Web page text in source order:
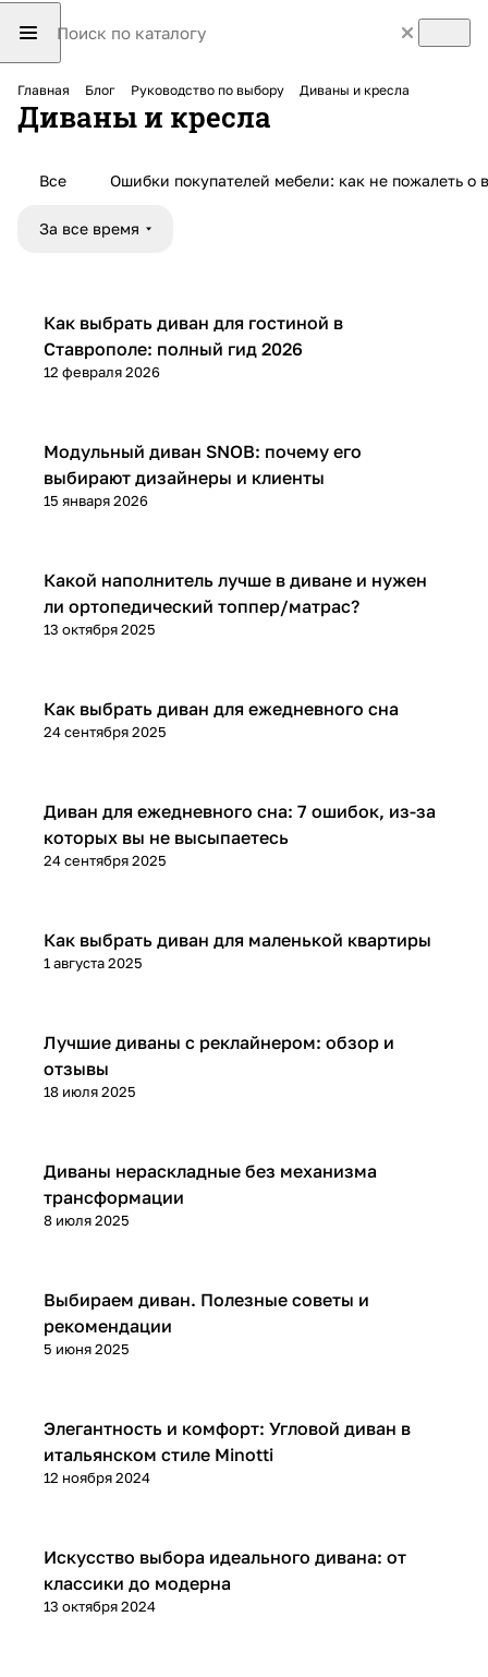
Главная Блог Руководство по выбору Диваны и кресла
Диваны и кресла
Все Ошибки покупателей мебели: как не пожалеть о
За все время
Диваны и кресла
12 февраля 2026
Как выбрать диван для гостиной в
Ставрополе: полный гид 2026
Диваны и кресла
15 января 2026
Модульный диван SNOB: почему его
выбирают дизайнеры и клиенты
Диваны и кресла
13 октября 2025
Какой наполнитель лучше в диване и нужен
ли ортопедический топпер/матрас?
Диваны и кресла
24 сентября 2025
Как выбрать диван для ежедневного сна
Диваны и кресла
24 сентября 2025
Диван для ежедневного сна: 7 ошибок, из-за
которых вы не высыпаетесь
Диваны и кресла
1 августа 2025
Как выбрать диван для маленькой квартиры
Диваны и кресла
18 июля 2025
Лучшие диваны с реклайнером: обзор и
отзывы
Диваны и кресла
8 июля 2025
Диваны нераскладные без механизма
трансформации
Диваны и кресла
5 июня 2025
Выбираем диван. Полезные советы и
рекомендации
Диваны и кресла
12 ноября 2024
Элегантность и комфорт: Угловой диван в
итальянском стиле Minotti
Диваны и кресла
13 октября 2024
Искусство выбора идеального дивана: от
классики до модерна